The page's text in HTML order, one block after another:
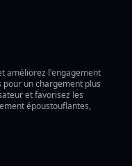
améliorez l'engagement
un chargement plus
et favorisez les
époustouflantes,